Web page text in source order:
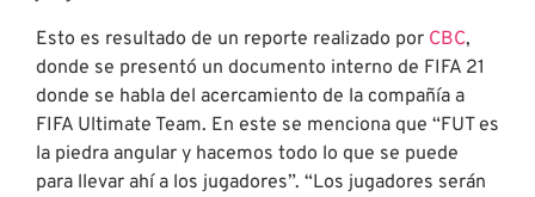
Esto es resultado de un reporte realizado por CBC,
donde se presentó un documento interno de FIFA 21
donde se habla del acercamiento de la compañía a
FIFA Ultimate Team. En este se menciona que “FUT es
la piedra angular y hacemos todo lo que se puede
para llevar ahí a los jugadores”. “Los jugadores serán